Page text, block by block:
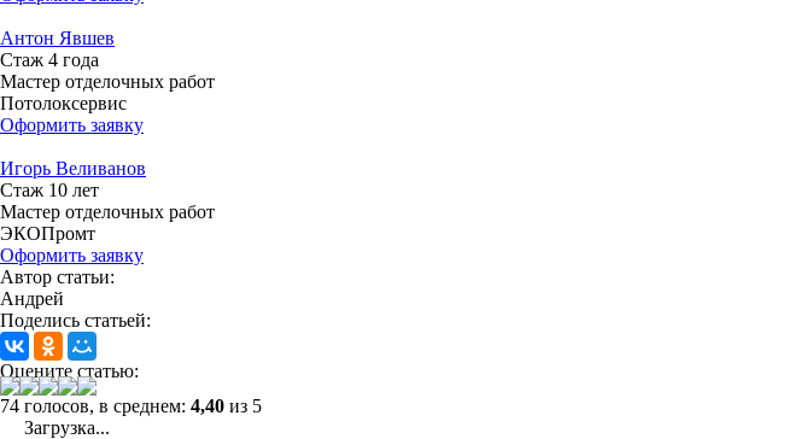
Антон Явшев
Стаж 4 года
Мастер отделочных работ
Потолоксервис
Оформить заявку
Игорь Веливанов
Стаж 10 лет
Мастер отделочных работ
ЭКОПромт
Оформить заявку
Автор статьи:
Андрей
Поделись статьей:
Оцените статью:
74 голосов, в среднем: 4,40 из 5
Загрузка...